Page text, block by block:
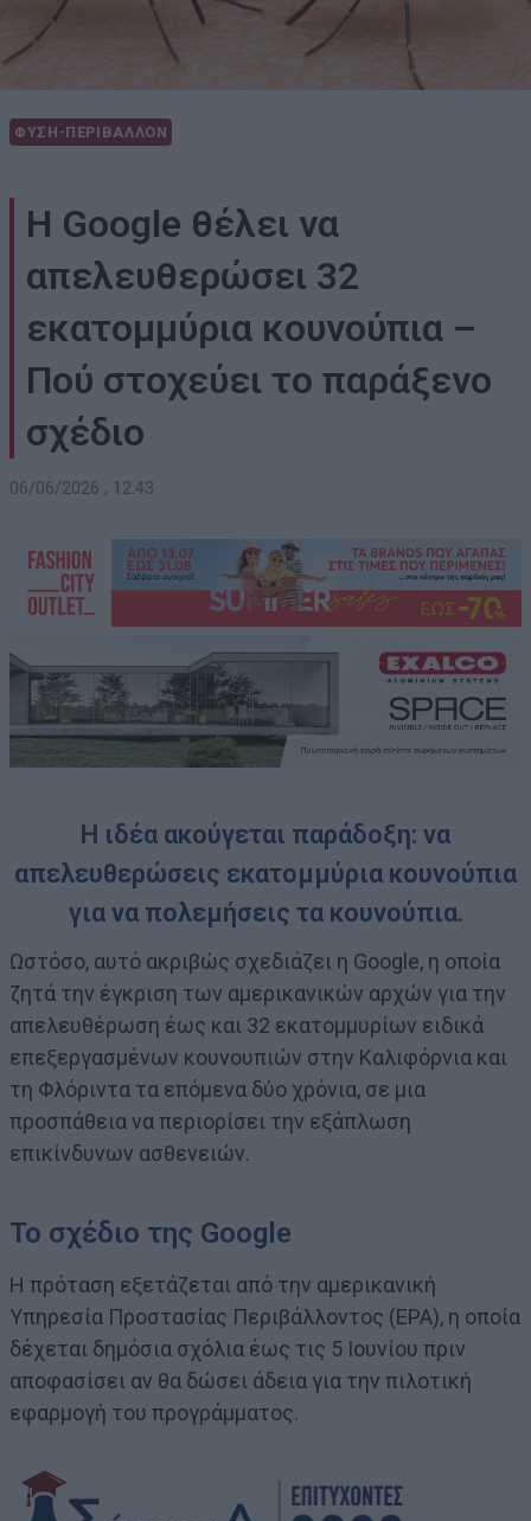
ΦΥΣΗ-ΠΕΡΙΒΑΛΛΟΝ
Η Google θέλει να
απελευθερώσει 32
εκατομμύρια κουνούπια –
Πού στοχεύει το παράξενο
σχέδιο
06/06/2026 , 12:43
Η ιδέα ακούγεται παράδοξη: να
απελευθερώσεις εκατομμύρια κουνούπια
για να πολεμήσεις τα κουνούπια.
Ωστόσο, αυτό ακριβώς σχεδιάζει η Google, η οποία
ζητά την έγκριση των αμερικανικών αρχών για την
απελευθέρωση έως και 32 εκατομμυρίων ειδικά
επεξεργασμένων κουνουπιών στην Καλιφόρνια και
τη Φλόριντα τα επόμενα δύο χρόνια, σε μια
προσπάθεια να περιορίσει την εξάπλωση
επικίνδυνων ασθενειών.
Το σχέδιο της Google
Η πρόταση εξετάζεται από την αμερικανική
Υπηρεσία Προστασίας Περιβάλλοντος (EPA), η οποία
δέχεται δημόσια σχόλια έως τις 5 Ιουνίου πριν
αποφασίσει αν θα δώσει άδεια για την πιλοτική
εφαρμογή του προγράμματος.